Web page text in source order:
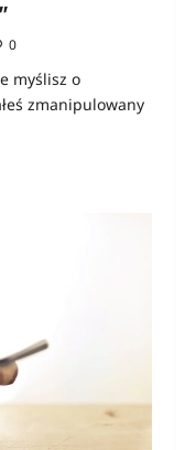
0
myślisz o
zmanipulowany